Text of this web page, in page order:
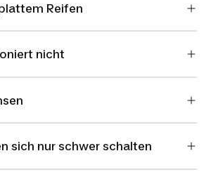
Reifen
nicht
sich nur schwer schalten